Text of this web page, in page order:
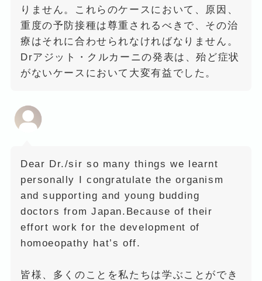
りません。これらのケースにおいて、原因、
重度の予防接種は尊重されるべきで、その治
療はそれに合わせられなければなりません。
Drアジット・クルカーニの発表は、殆ど症状
がないケースにおいて大変有益でした。
Dear Dr./sir so many things we learnt
personally I congratulate the organism
and supporting and young budding
doctors from Japan.Because of their
effort work for the development of
homoeopathy hat’s off.
皆様、多くのことを私たちは学ぶことができ